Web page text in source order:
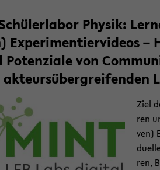
Phy­sik:
Ex­pe­ri­men­tier­vi­de­os –
Po­ten­zia­le von
ak­teur­süberg­rei­fen­den
Ziel
ren
ven)
ren,